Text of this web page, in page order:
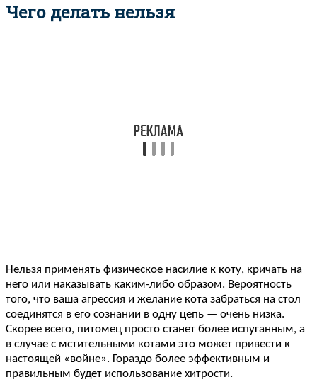
Чего делать нельзя
Нельзя применять физическое насилие к коту, кричать на
него или наказывать каким-либо образом. Вероятность
того, что ваша агрессия и желание кота забраться на стол
соединятся в его сознании в одну цепь — очень низка.
Скорее всего, питомец просто станет более испуганным, а
в случае с мстительными котами это может привести к
настоящей «войне». Гораздо более эффективным и
правильным будет использование хитрости.